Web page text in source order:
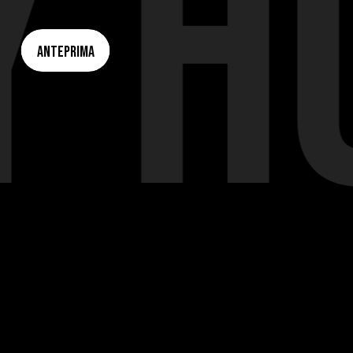
ANTEPRIMA